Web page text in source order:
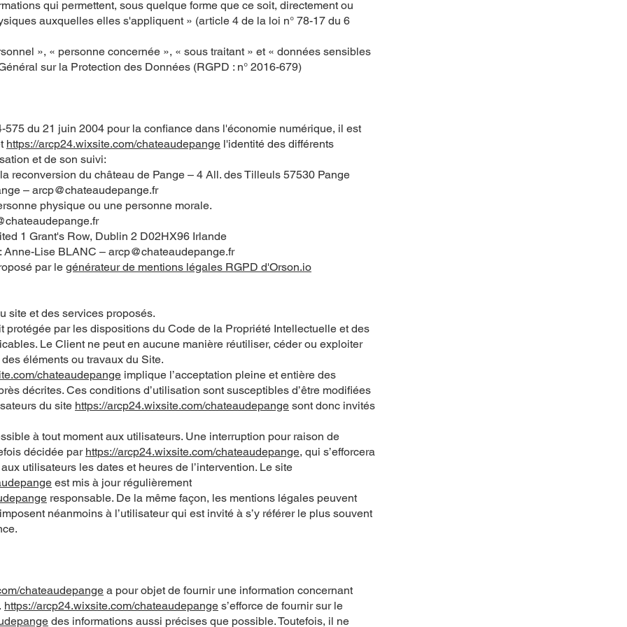
qui permettent, sous quelque forme que ce soit, directement ou
auxquelles elles s'appliquent » (article 4 de la loi n° 78-17 du 6
», « personne concernée », « sous traitant » et « données sensibles
sur la Protection des Données (RGPD : n° 2016-679)
du 21 juin 2004 pour la confiance dans l'économie numérique, il est
https://arcp24.wixsite.com/chateaudepange l'identité des différents
et de son suivi:
reconversion du château de Pange – 4 All. des Tilleuls 57530 Pange
– arcp@chateaudepange.fr
physique ou une personne morale.
1 Grant's Row, Dublin 2 D02HX96 Irlande
Lise BLANC – arcp@chateaudepange.fr
par le générateur de mentions légales RGPD d'Orson.io
site et des services proposés.
protégée par les dispositions du Code de la Propriété Intellectuelle et des
Le Client ne peut en aucune manière réutiliser, céder ou exploiter
éléments ou travaux du Site.
chateaudepange implique l’acceptation pleine et entière des
décrites. Ces conditions d’utilisation sont susceptibles d’être modifiées
du site https://arcp24.wixsite.com/chateaudepange sont donc invités
à tout moment aux utilisateurs. Une interruption pour raison de
décidée par https://arcp24.wixsite.com/chateaudepange, qui s’efforcera
utilisateurs les dates et heures de l’intervention. Le site
est mis à jour régulièrement
responsable. De la même façon, les mentions légales peuvent
néanmoins à l’utilisateur qui est invité à s’y référer le plus souvent
chateaudepange a pour objet de fournir une information concernant
https://arcp24.wixsite.com/chateaudepange s’efforce de fournir sur le
des informations aussi précises que possible. Toutefois, il ne